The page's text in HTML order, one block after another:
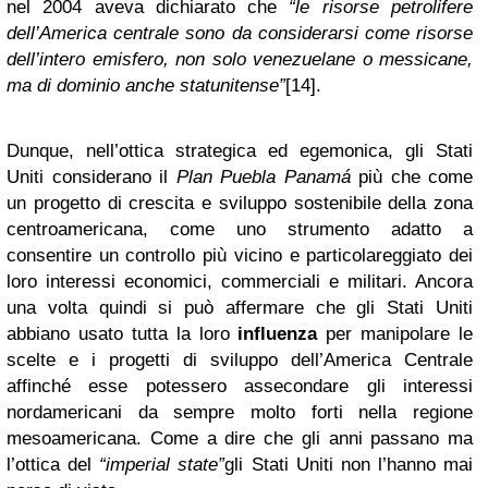
nel 2004 aveva dichiarato che “le risorse petrolifere
dell’America centrale sono da considerarsi come risorse
dell’intero emisfero, non solo venezuelane o messicane,
ma di dominio anche statunitense”[14].
Dunque, nell’ottica strategica ed egemonica, gli Stati
Uniti considerano il Plan Puebla Panamápiù che come
un progetto di crescita e sviluppo sostenibile della zona
centroamericana, come uno strumento adatto a
consentire un controllo più vicino e particolareggiato dei
loro interessi economici, commerciali e militari. Ancora
una volta quindi si può affermare che gli Stati Uniti
abbiano usato tutta la loro influenzaper manipolare le
scelte e i progetti di sviluppo dell’America Centrale
affinché esse potessero assecondare gli interessi
nordamericani da sempre molto forti nella regione
mesoamericana. Come a dire che gli anni passano ma
l’ottica del “imperial state”gli Stati Uniti non l’hanno mai